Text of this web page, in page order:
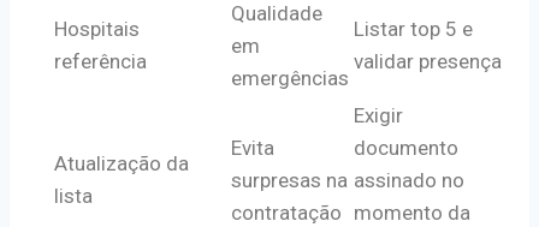
Hospitais
referência
Qualidade
em
emergências
Listar top 5 e
validar presença
Atualização da
lista
Evita
surpresas na
contratação
Exigir
documento
assinado no
momento da